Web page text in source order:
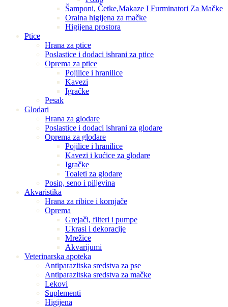
Šamponi, Četke,Makaze I Furminatori Za Mačke
Oralna higijena za mačke
Higijena prostora
Ptice
Hrana za ptice
Poslastice i dodaci ishrani za ptice
Oprema za ptice
Pojilice i hranilice
Kavezi
Igračke
Pesak
Glodari
Hrana za glodare
Poslastice i dodaci ishrani za glodare
Oprema za glodare
Pojilice i hranilice
Kavezi i kućice za glodare
Igračke
Toaleti za glodare
Posip, seno i piljevina
Akvaristika
Hrana za ribice i kornjače
Oprema
Grejači, filteri i pumpe
Ukrasi i dekoracije
Mrežice
Akvarijumi
Veterinarska apoteka
Antiparazitska sredstva za pse
Antiparazitska sredstva za mačke
Lekovi
Suplementi
Higijena